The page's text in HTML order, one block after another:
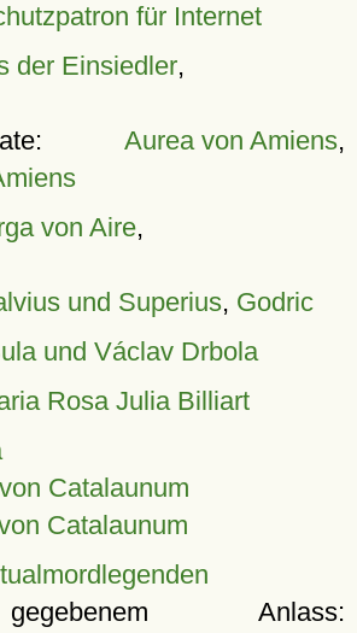
für Internet
der Einsiedler,
Aurea von Amiens,
von Aire,
und Superius, Godric
und Václav Drbola
Rosa Julia Billiart
Catalaunum
Catalaunum
Anlass: